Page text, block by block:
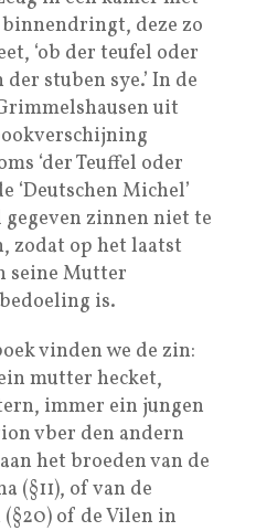
deze zo
‘ob der teufel oder
stuben sye.’ In de
uit
‘der Teuffel oder
‘Deutschen Michel’
zinnen niet te
zodat op het laatst
seine Mutter
is.
vinden we de zin:
mutter hecket,
immer ein jungen
vber den andern
het broeden van de
(§11), of van de
of de Vilen in